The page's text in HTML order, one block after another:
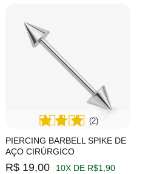
PIERCING BARBELL SPIKE DE
AÇO CIRÚRGICO
(2)
R$ 19,00
10X DE R$1,90